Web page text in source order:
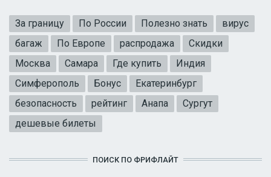
За границу По России Полезно знать
вирус
багаж
По Европе распродажа
Скидки
Москва
Самара Где купить
Индия
Симферополь
Бонус
Екатеринбург
безопасность
рейтинг Анапа
Сургут
дешевые билеты
ПОИСК ПО ФРИФЛАЙТ